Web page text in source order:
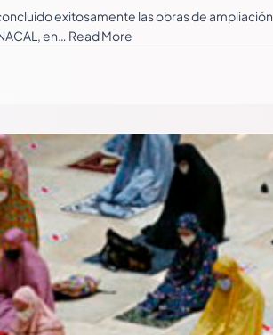
exitosamente las obras de ampliación
en… Read More